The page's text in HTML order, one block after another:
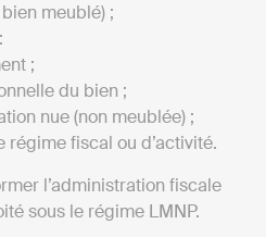
meublé) ;
;
du bien ;
nue (non meublée) ;
régime fiscal ou d’activité.
l’administration fiscale
sous le régime LMNP.